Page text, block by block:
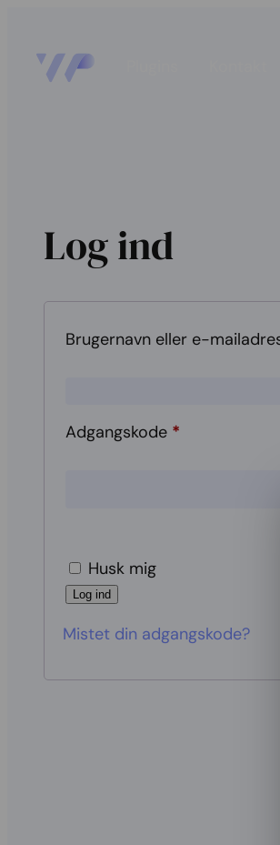
Log ind
Brugernavn eller e-
Adgangskode *
Husk mig
Log ind
Mistet din adgangskode?